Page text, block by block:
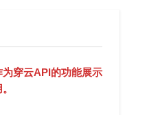
穿云API的功能展示